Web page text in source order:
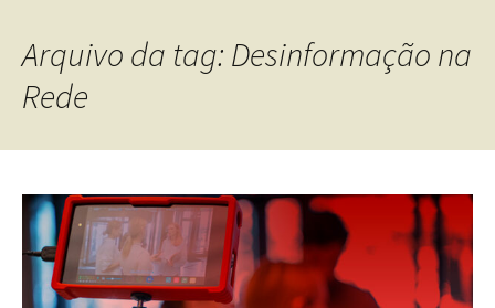
Arquivo da tag: Desinformação na
Rede